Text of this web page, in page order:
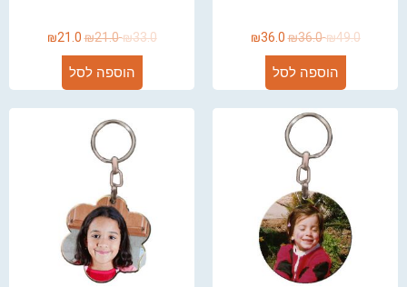
₪49.0
₪36.0
₪36.0
הוספה לסל
₪33.0
₪21.0
₪21.0
הוספה לסל